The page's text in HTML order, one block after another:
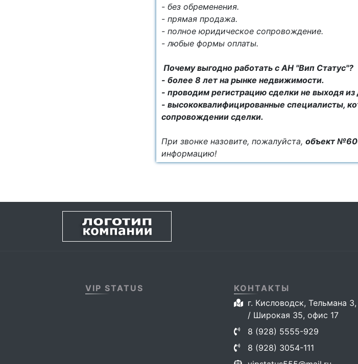
- без обременения.
- прямая продажа.
- полное юридическое сопровождение.
- любые формы оплаты.
Почему выгодно работать с АН "Вип Статус"?
- более 8 лет на рынке недвижимости.
- проводим регистрацию сделки не выходя из
- высококвалифицированные специалисты,
сопровождении сделки.
При звонке назовите, пожалуйста, объект
информацию!
VIP STATUS
КОНТАКТЫ
г. Кисловодск, Тельмана
/ Широкая 35, офис 17
8 (928) 5555-929
8 (928) 3054-111